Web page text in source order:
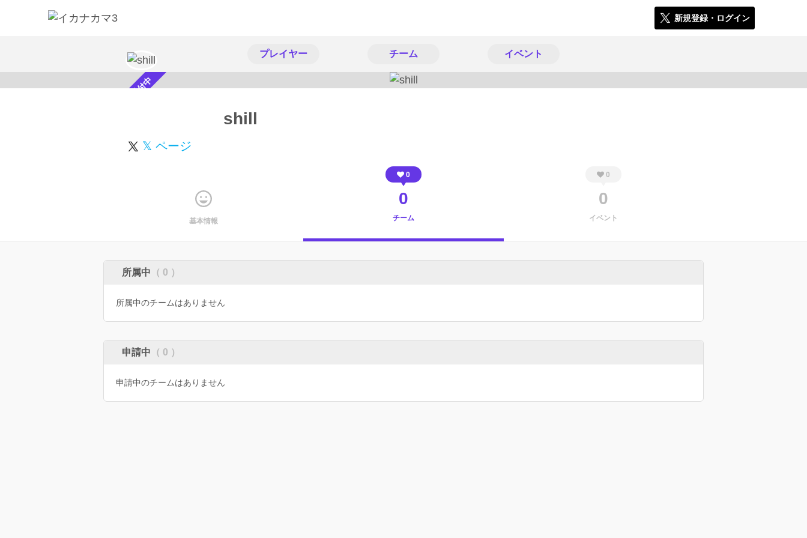
新規登録・ログイン
プレイヤー チーム イベント
スカウト受付中 shill
𝕏 ページ
基本情報
0
0
チーム
0
0
イベント
所属中 （ 0 ）
所属中のチームはありません
申請中 （ 0 ）
申請中のチームはありません